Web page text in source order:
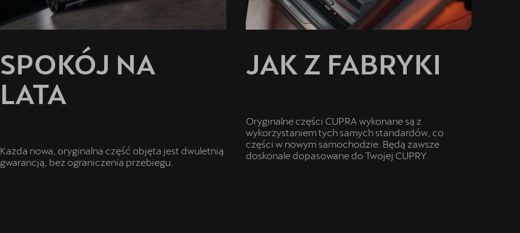
SPOKÓJ NA
LATA
Każda nowa, oryginalna część objęta jest dwuletnią
gwarancją, bez ograniczenia przebiegu.
JAK Z FABRYKI
Oryginalne części CUPRA wykonane są z
wykorzystaniem tych samych standardów, co
części w nowym samochodzie. Będą zawsze
doskonale dopasowane do Twojej CUPRY.